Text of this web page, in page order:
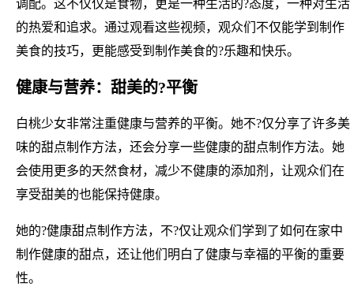
调配。这不仅仅是食物，更是一种生活的?态度，一种对生活
的热爱和追求。通过观看这些视频，观众们不仅能学到制作
美食的技巧，更能感受到制作美食的?乐趣和快乐。
健康与营养：甜美的?平衡
白桃少女非常注重健康与营养的平衡。她不?仅分享了许多美
味的甜点制作方法，还会分享一些健康的甜点制作方法。她
会使用更多的天然食材，减少不健康的添加剂，让观众们在
享受甜美的也能保持健康。
她的?健康甜点制作方法，不?仅让观众们学到了如何在家中
制作健康的甜点，还让他们明白了健康与幸福的平衡的重要
性。